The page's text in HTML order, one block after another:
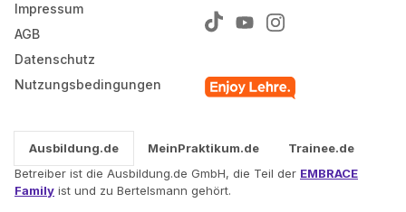
Impressum
AGB
Datenschutz
Nutzungsbedingungen
Ausbildung.de MeinPraktikum.de
Trainee.de
Betreiber ist die Ausbildung.de GmbH, die Teil der EMBRACE
Family ist und zu Bertelsmann gehört.